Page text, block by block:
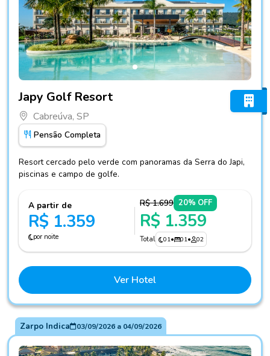
Japy Golf Resort
Cabreúva, SP
Pensão Completa
Resort cercado pelo verde com panoramas da Serra do Japi,
piscinas e campo de golfe.
A partir de
R$ 1.359
por noite
R$ 1.699 20% OFF
R$ 1.359
Total 01• 01• 02
Ver Hotel
Zarpo Indica 03/09/2026a 04/09/2026